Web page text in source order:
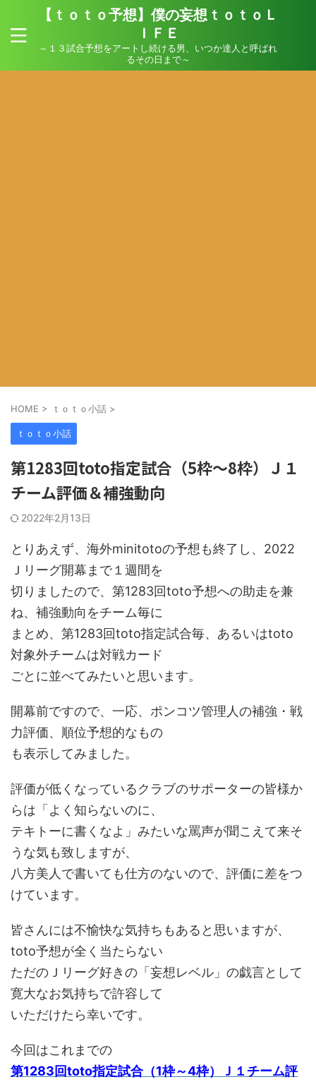
【ｔｏｔｏ予想】僕の妄想ｔｏｔｏＬ
ＩＦＥ
～１３試合予想をアートし続ける男、いつか達人と呼ばれ
るその日まで～
HOME > ｔｏｔｏ小話 >
ｔｏｔｏ小話
第1283回toto指定試合（5枠～8枠）Ｊ１
チーム評価＆補強動向
2022年2月13日
とりあえず、海外minitotoの予想も終了し、2022
Ｊリーグ開幕まで１週間を
切りましたので、第1283回toto予想への助走を兼
ね、補強動向をチーム毎に
まとめ、第1283回toto指定試合毎、あるいはtoto
対象外チームは対戦カード
ごとに並べてみたいと思います。
開幕前ですので、一応、ポンコツ管理人の補強・戦
力評価、順位予想的なもの
も表示してみました。
評価が低くなっているクラブのサポーターの皆様か
らは「よく知らないのに、
テキトーに書くなよ」みたいな罵声が聞こえて来そ
うな気も致しますが、
八方美人で書いても仕方のないので、評価に差をつ
けています。
皆さんには不愉快な気持ちもあると思いますが、
toto予想が全く当たらない
ただのＪリーグ好きの「妄想レベル」の戯言として
寛大なお気持ちで許容して
いただけたら幸いです。
今回はこれまでの
第1283回toto指定試合（1枠～4枠）Ｊ１チーム評